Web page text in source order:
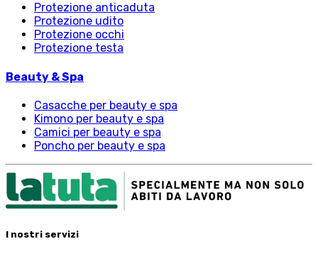
Protezione anticaduta
Protezione udito
Protezione occhi
Protezione testa
Beauty & Spa
Casacche per beauty e spa
Kimono per beauty e spa
Camici per beauty e spa
Poncho per beauty e spa
I nostri servizi